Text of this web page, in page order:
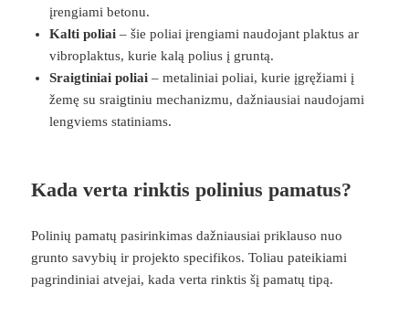
įrengiami betonu.
Kalti poliai – šie poliai įrengiami naudojant plaktus ar
vibroplaktus, kurie kalą polius į gruntą.
Sraigtiniai poliai – metaliniai poliai, kurie įgręžiami į
žemę su sraigtiniu mechanizmu, dažniausiai naudojami
lengviems statiniams.
Kada verta rinktis polinius pamatus?
Polinių pamatų pasirinkimas dažniausiai priklauso nuo
grunto savybių ir projekto specifikos. Toliau pateikiami
pagrindiniai atvejai, kada verta rinktis šį pamatų tipą.